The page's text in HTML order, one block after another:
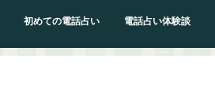
初めての電話占い 電話占い体験談